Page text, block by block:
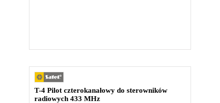
T-4 Pilot czterokanałowy do sterowników
radiowych 433 MHz